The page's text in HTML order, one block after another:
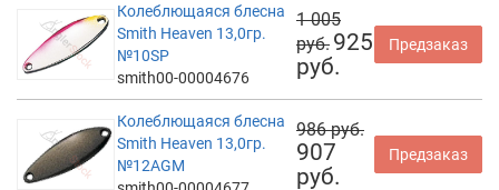
Колеблющаяся блесна
Smith Heaven 13,0гр.
№10SP
smith00-00004676
1 005
руб. 925
руб.
Предзаказ
Колеблющаяся блесна
Smith Heaven 13,0гр.
№12AGM
986 руб.
907
руб.
Предзаказ